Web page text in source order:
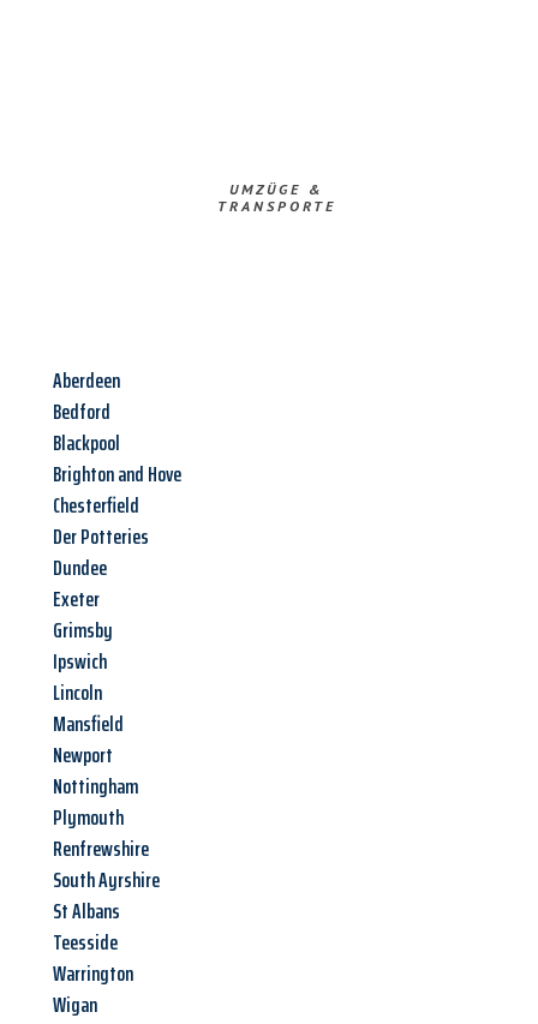
UMZÜGE &
TRANSPORTE
Aberdeen
Bedford
Blackpool
Brighton and Hove
Chesterfield
Der Potteries
Dundee
Exeter
Grimsby
Ipswich
Lincoln
Mansfield
Newport
Nottingham
Plymouth
Renfrewshire
South Ayrshire
St Albans
Teesside
Warrington
Wigan